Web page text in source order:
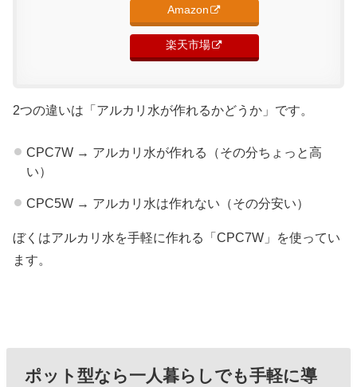
Amazon
楽天市場
2つの違いは「アルカリ水が作れるかどうか」です。
CPC7W → アルカリ水が作れる（その分ちょっと高
い）
CPC5W → アルカリ水は作れない（その分安い）
ぼくはアルカリ水を手軽に作れる「CPC7W」を使ってい
ます。
ポット型なら一人暮らしでも手軽に導